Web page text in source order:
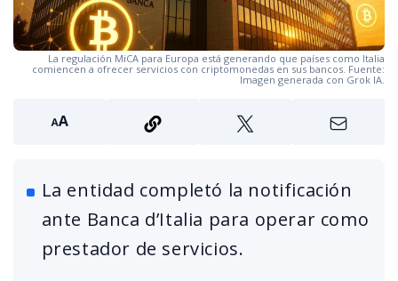
La regulación MiCA para Europa está generando que países como Italia
comiencen a ofrecer servicios con criptomonedas en sus bancos. Fuente:
Imagen generada con Grok IA.
La entidad completó la notificación
ante Banca d’Italia para operar como
prestador de servicios.